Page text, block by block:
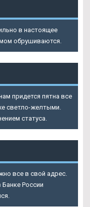
в настоящее
обрушиваются.
придется пятна все
светло-желтыми.
статуса.
все в свой адрес.
Банке России